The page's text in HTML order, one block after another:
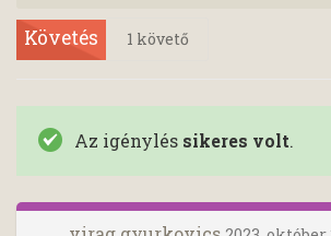
Követés 1 követő
Az igénylés sikeres volt.